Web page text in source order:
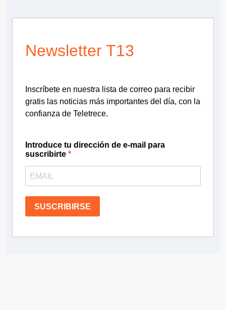
Newsletter T13
Inscríbete en nuestra lista de correo para recibir
gratis las noticias más importantes del día, con la
confianza de Teletrece.
Introduce tu dirección de e-mail para
suscribirte
SUSCRIBIRSE